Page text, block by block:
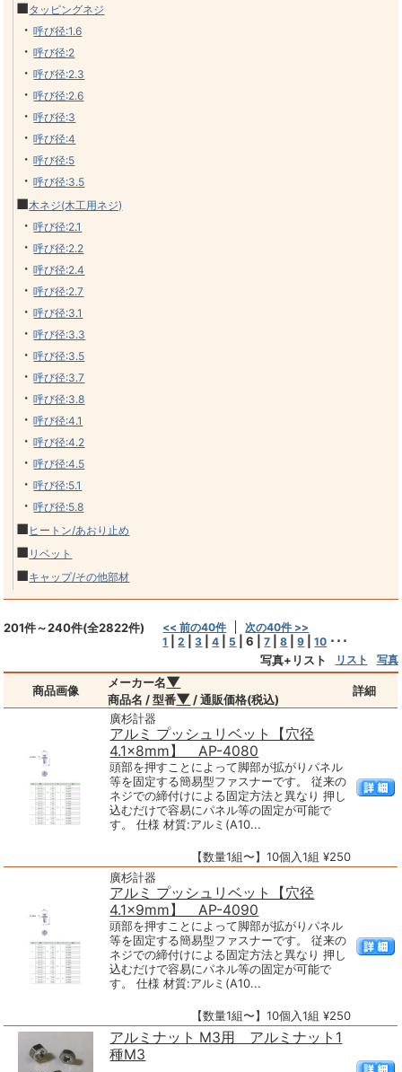
■タッピングネジ
・呼び径:1.6
・呼び径:2
・呼び径:2.3
・呼び径:2.6
・呼び径:3
・呼び径:4
・呼び径:5
・呼び径:3.5
■木ネジ(木工用ネジ)
・呼び径:2.1
・呼び径:2.2
・呼び径:2.4
・呼び径:2.7
・呼び径:3.1
・呼び径:3.3
・呼び径:3.5
・呼び径:3.7
・呼び径:3.8
・呼び径:4.1
・呼び径:4.2
・呼び径:4.5
・呼び径:5.1
・呼び径:5.8
■ ヒートン/あおり止め
■ リベット
■キャップ/その他部材
201件～240件(全2822件) << 前の40件
次の40件 >>
1
|2 |3 |4 5 |6 |7 |8 |9 |10 ･･･
写真+リスト
リスト 写真
商品画像
メーカー名▼
商品名 / 型番▼ / 通販価格(税込)
詳細
廣杉計器
アルミ プッシュリベット【穴径
4.1×8mm】 AP-4080
頭部を押すことによって脚部が拡がりパネル
等を固定する簡易型ファスナーです。 従来の
ネジでの締付けによる固定方法と異なり 押し
込むだけで容易にパネル等の固定が可能で
す。 仕様 材質:アルミ(A10...
【数量1組〜】10個入1組 ¥250
廣杉計器
アルミ プッシュリベット【穴径
4.1×9mm】 AP-4090
頭部を押すことによって脚部が拡がりパネル
等を固定する簡易型ファスナーです。 従来の
ネジでの締付けによる固定方法と異なり 押し
込むだけで容易にパネル等の固定が可能で
す。 仕様 材質:アルミ(A10...
【数量1組〜】10個入1組 ¥250
アルミナット M3用 アルミナット1
種M3